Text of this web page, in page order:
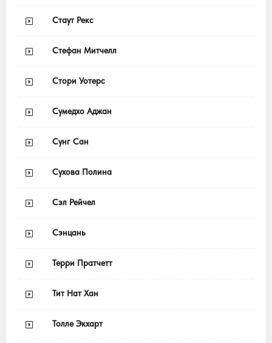
Стаут Рекс
Стефан Митчелл
Стори Уотерс
Сумедхо Аджан
Сунг Сан
Сухова Полина
Сэл Рейчел
Сэнцань
Терри Пратчетт
Тит Нат Хан
Толле Экхарт